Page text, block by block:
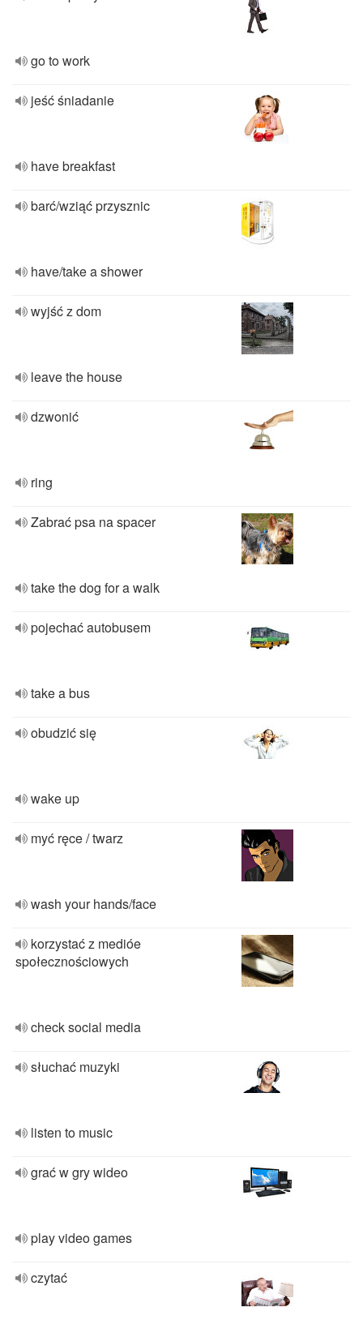
go to work
jeść śniadanie
have breakfast
barć/wziąć przysznic
have/take a shower
wyjść z dom
leave the house
dzwonić
ring
Zabrać psa na spacer
take the dog for a walk
pojechać autobusem
take a bus
obudzić się
wake up
myć ręce / twarz
wash your hands/face
korzystać z medióe
społecznościowych
check social media
słuchać muzyki
listen to music
grać w gry wideo
play video games
czytać